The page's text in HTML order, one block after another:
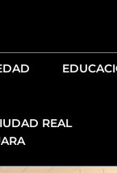
REAL